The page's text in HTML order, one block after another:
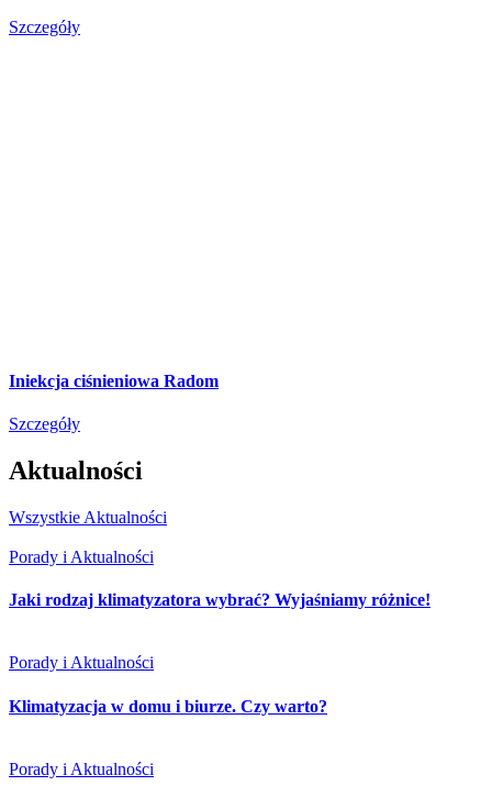
Szczegóły
Iniekcja ciśnieniowa Radom
Szczegóły
Aktualności
Wszystkie Aktualności
Porady i Aktualności
Jaki rodzaj klimatyzatora wybrać? Wyjaśniamy różnice!
Porady i Aktualności
Klimatyzacja w domu i biurze. Czy warto?
Porady i Aktualności